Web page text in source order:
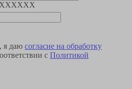
я даю согласие на обработку
с Политикой